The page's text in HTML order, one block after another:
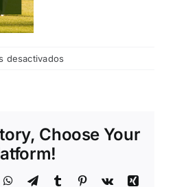
desactivados
(Historia
Choose Your
WhatsApp
TelegramTumblr Pinterest
Vk
Xing